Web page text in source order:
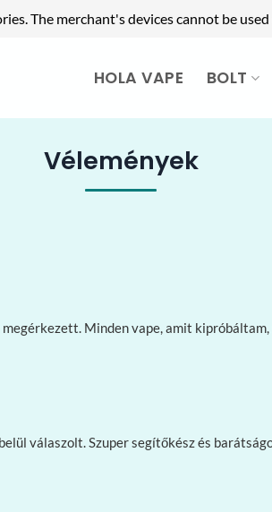
The merchant's devices cannot be
HOLA VAPE BOLT
Vélemények
Minden vape, amit
válaszolt. Szuper segítőkész és